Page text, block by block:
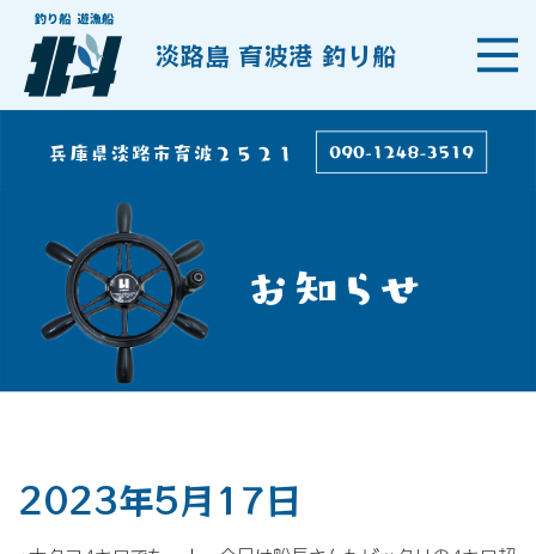
淡路島 育波港 釣り船
2023年5月17日